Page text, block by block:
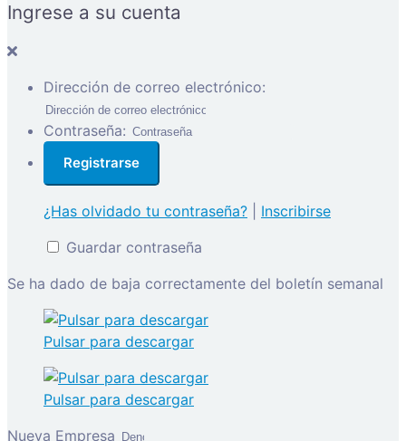
Ingrese a su cuenta
Dirección de correo electrónico:
Contraseña:
¿Has olvidado tu contraseña?
Inscribirse
Guardar contraseña
Se ha dado de baja correctamente del boletín semanal
Pulsar para descargar
Pulsar para descargar
Nueva Empresa